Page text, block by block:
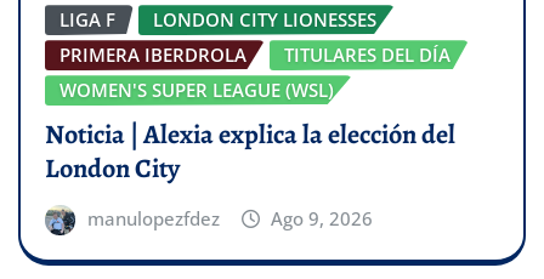
LIGA F
LONDON CITY LIONESSES
PRIMERA IBERDROLA
TITULARES DEL DÍA
WOMEN'S SUPER LEAGUE (WSL)
Noticia | Alexia explica la elección del
London City
manulopezfdez Ago 9, 2026